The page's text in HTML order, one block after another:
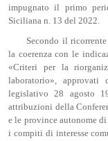
impugnato il primo
Siciliana n. 13 del 2022.
Secondo il
la coerenza con le
«Criteri per la
laboratorio», approvati
legislativo 28 agosto
attribuzioni della
e le province autonome
i compiti di interesse